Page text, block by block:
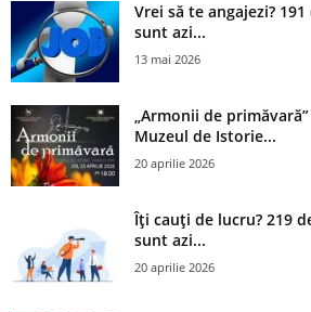
Vrei să te angajezi?
sunt azi...
13 mai 2026
„Armonii de
Muzeul de Istorie...
20 aprilie 2026
Îți cauți de lucru? 219
sunt azi...
20 aprilie 2026